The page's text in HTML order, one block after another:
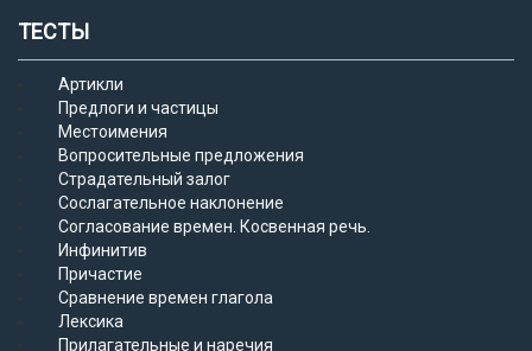
ТЕСТЫ
Артикли
Предлоги и частицы
Местоимения
Вопросительные предложения
Страдательный залог
Сослагательное наклонение
Согласование времен. Косвенная речь.
Инфинитив
Причастие
Сравнение времен глагола
Лексика
Прилагательные и наречия